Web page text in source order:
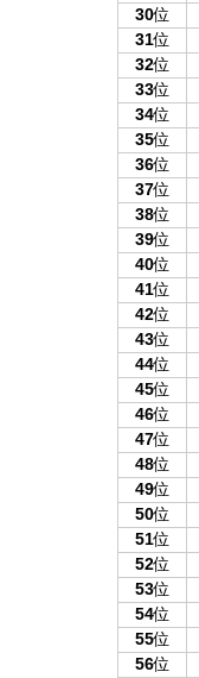
30位
31位
32位
33位
34位
35位
36位
37位
38位
39位
40位
41位
42位
43位
44位
45位
46位
47位
48位
49位
50位
51位
52位
53位
54位
55位
56位